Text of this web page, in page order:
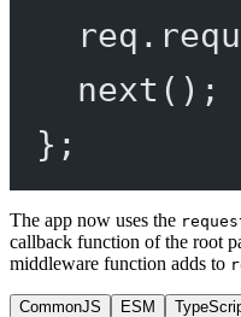
next ();
};
The app now uses the
callback function of the root
middleware function adds to
CommonJS ESM